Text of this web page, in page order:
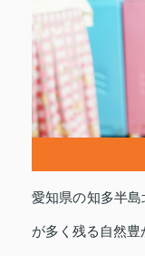
愛知県の知多半
が多く残る自然豊